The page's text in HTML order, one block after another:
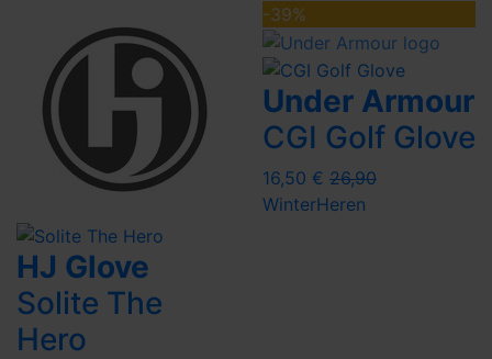
HJ Glove
Solite The
Hero
-39%
Under Armour
CGI Golf Glove
16,50 € 26,90
WinterHeren